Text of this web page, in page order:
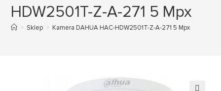
HDW2501T-Z-A-271 5 Mpx
> Sklep > Kamera DAHUA HAC-HDW2501T-Z-A-271 5 Mpx